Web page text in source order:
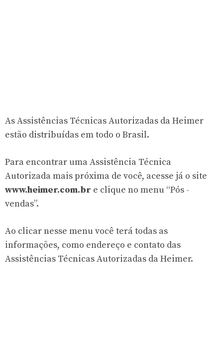
As Assistências Técnicas Autorizadas da Heimer
estão distribuídas em todo o Brasil.
Para encontrar uma Assistência Técnica
Autorizada mais próxima de você, acesse já o site
www.heimer.com.br e clique no menu “Pós -
vendas”.
Ao clicar nesse menu você terá todas as
informações, como endereço e contato das
Assistências Técnicas Autorizadas da Heimer.